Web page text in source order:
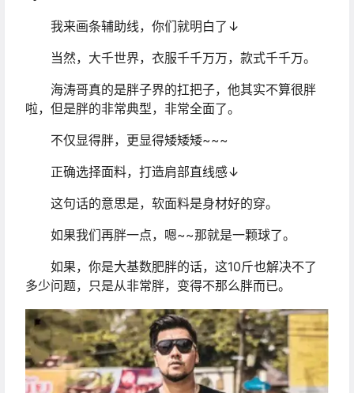
我来画条辅助线，你们就明白了↓
当然，大千世界，衣服千千万万，款式千千万。
海涛哥真的是胖子界的扛把子，他其实不算很胖
啦，但是胖的非常典型，非常全面了。
不仅显得胖，更显得矮矮矮~~~
正确选择面料，打造肩部直线感↓
这句话的意思是，软面料是身材好的穿。
如果我们再胖一点，嗯~~那就是一颗球了。
如果，你是大基数肥胖的话，这10斤也解决不了
多少问题，只是从非常胖，变得不那么胖而已。